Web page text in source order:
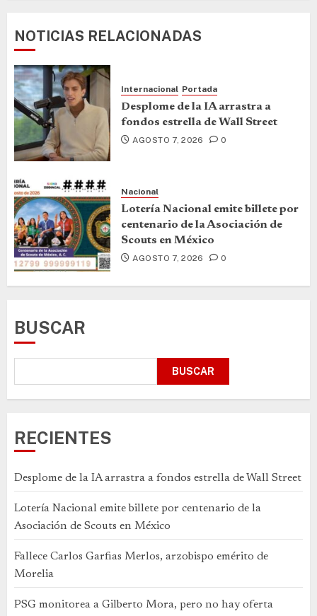
NOTICIAS RELACIONADAS
Internacional Portada
Desplome de la IA arrastra a
fondos estrella de Wall Street
AGOSTO 7, 2026 0
Nacional
Lotería Nacional emite billete por
centenario de la Asociación de
Scouts en México
AGOSTO 7, 2026 0
BUSCAR
BUSCAR
RECIENTES
Desplome de la IA arrastra a fondos estrella de Wall Street
Lotería Nacional emite billete por centenario de la
Asociación de Scouts en México
Fallece Carlos Garfias Merlos, arzobispo emérito de
Morelia
PSG monitorea a Gilberto Mora, pero no hay oferta